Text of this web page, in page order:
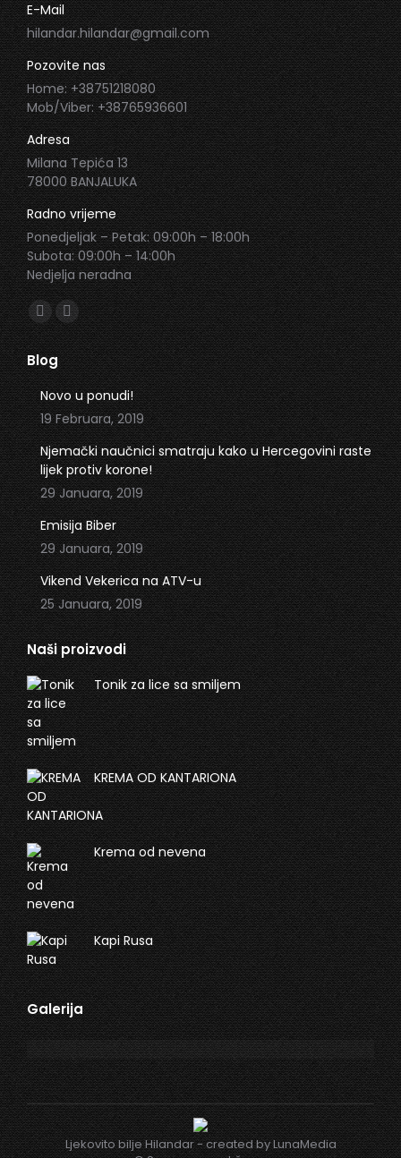
E-Mail
hilandar.hilandar@gmail.com
Pozovite nas
Home: +38751218080
Mob/Viber: +38765936601
Adresa
Milana Tepića 13
78000 BANJALUKA
Radno vrijeme
Ponedjeljak – Petak: 09:00h – 18:00h
Subota: 09:00h – 14:00h
Nedjelja neradna
Find us on:
Facebook
page
opens
in
new
window
Instagram
page
opens
in
new
window
Blog
Novo u ponudi!
19 Februara, 2019
Njemački naučnici smatraju kako u Hercegovini raste
lijek protiv korone!
29 Januara, 2019
Emisija Biber
29 Januara, 2019
Vikend Vekerica na ATV-u
25 Januara, 2019
Naši proizvodi
Tonik za lice sa smiljem
KREMA OD KANTARIONA
Krema od nevena
Kapi Rusa
Galerija
Ljekovito bilje Hilandar - created byLunaMedia